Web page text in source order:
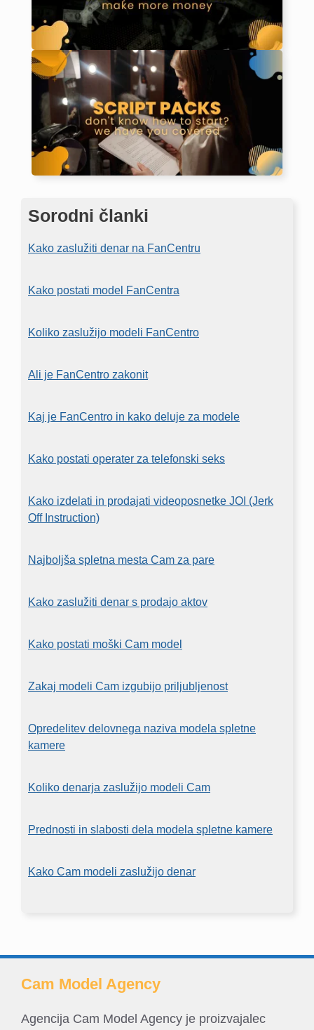
Sorodni članki
Kako zaslužiti denar na FanCentru
Kako postati model FanCentra
Koliko zaslužijo modeli FanCentro
Ali je FanCentro zakonit
Kaj je FanCentro in kako deluje za modele
Kako postati operater za telefonski seks
Kako izdelati in prodajati videoposnetke JOI (Jerk
Off Instruction)
Najboljša spletna mesta Cam za pare
Kako zaslužiti denar s prodajo aktov
Kako postati moški Cam model
Zakaj modeli Cam izgubijo priljubljenost
Opredelitev delovnega naziva modela spletne
kamere
Koliko denarja zaslužijo modeli Cam
Prednosti in slabosti dela modela spletne kamere
Kako Cam modeli zaslužijo denar
Cam Model Agency
Agencija Cam Model Agency je proizvajalec